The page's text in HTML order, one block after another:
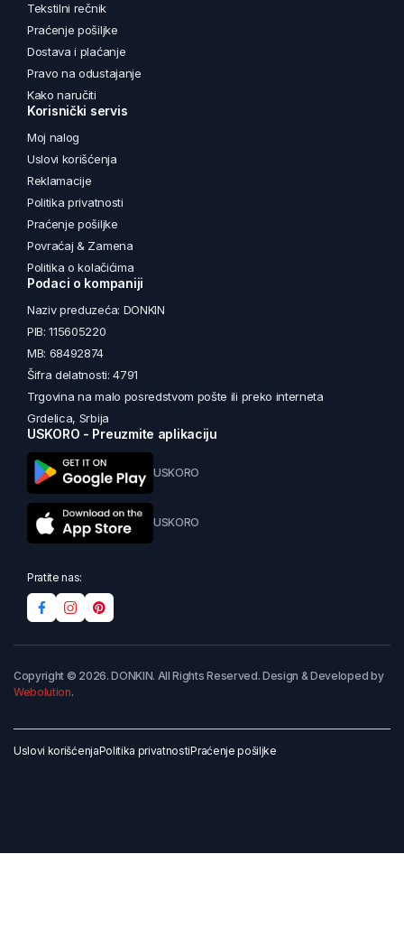
Tekstilni rečnik
Praćenje pošiljke
Dostava i plaćanje
Pravo na odustajanje
Kako naručiti
Korisnički servis
Moj nalog
Uslovi korišćenja
Reklamacije
Politika privatnosti
Praćenje pošiljke
Povraćaj & Zamena
Politika o kolačićima
Podaci o kompaniji
Naziv preduzeća: DONKIN
PIB: 115605220
MB: 68492874
Šifra delatnosti: 4791
Trgovina na malo posredstvom pošte ili preko interneta
Grdelica, Srbija
USKORO - Preuzmite aplikaciju
USKORO
USKORO
Pratite nas:
Copyright © 2026. DONKIN. All Rights Reserved. Design & Developed by
Webolution.
Uslovi korišćenjaPolitika privatnostiPraćenje pošiljke